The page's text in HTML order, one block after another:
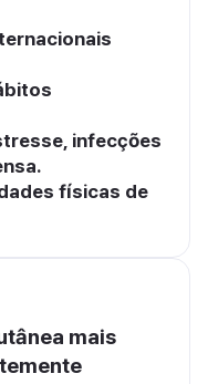
infecções
físicas de
mais